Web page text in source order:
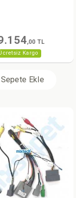
Kargo
,00 TL
Sepete Ekle